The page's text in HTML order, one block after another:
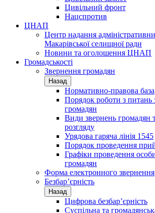
Цивільний фронт
Нацспротив
ЦНАП
Центр надання
Макарівської селищної ради
Новини та оголошення ЦНАП
Громадськості
Звернення громадян
Назад
Нормативно-правова база
Порядок роботи з питань
громадян
Види звернень громадян
розгляду
Урядова гаряча лінія 1545
Порядок проведення
Графіки проведення
громадян
Форма електронного звернення
Безбар’єрність
Назад
Цифрова безбар’єрність
Суспільна та